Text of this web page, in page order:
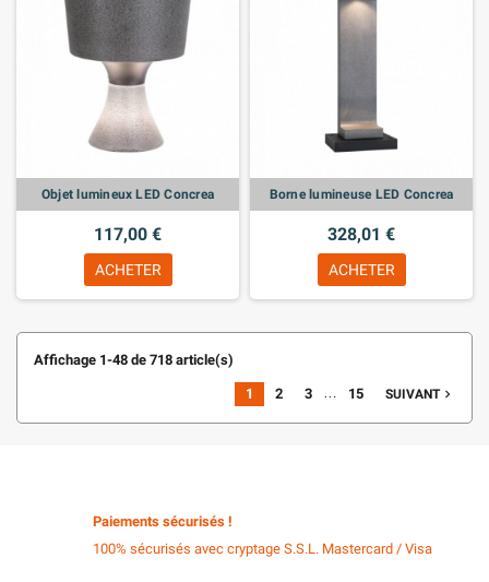
Objet lumineux LED Concrea
117,00 €
ACHETER
Borne lumineuse LED Concrea
328,01 €
ACHETER
Affichage 1-48 de 718 article(s)
1 2 3 … 15 SUIVANTnavigate_next
Paiements sécurisés !
100% sécurisés avec cryptage S.S.L. Mastercard / Visa